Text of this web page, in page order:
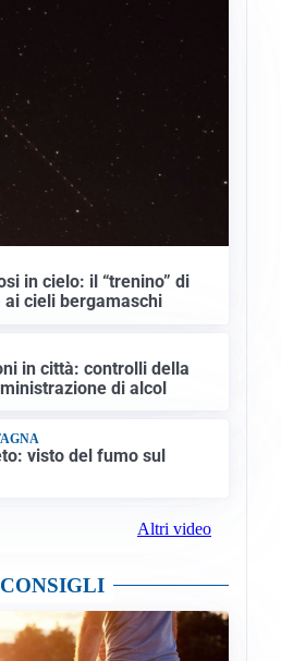
in cielo: il “trenino” di
cieli bergamaschi
in città: controlli della
di alcol
visto del fumo sul
Altri video